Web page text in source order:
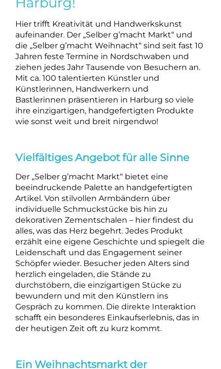
Hier trifft Kreativität und Handwerkskunst
aufeinander. Der „Selber g’macht Markt“ und
die „Selber g’macht Weihnacht“ sind seit fast 10
Jahren feste Termine in Nordschwaben und
ziehen jedes Jahr Tausende von Besuchern an.
Mit ca. 100 talentierten Künstler und
Künstlerinnen, Handwerkern und
Bastlerinnen präsentieren in Harburg so viele
ihre einzigartigen, handgefertigten Produkte
wie sonst weit und breit nirgendwo!
Vielfältiges Angebot für alle Sinne
Der „Selber g’macht Markt“ bietet eine
beeindruckende Palette an handgefertigten
Artikel. Von stilvollen Armbändern über
individuelle Schmuckstücke bis hin zu
dekorativen Zementschalen – hier findest du
alles, was das Herz begehrt. Jedes Produkt
erzählt eine eigene Geschichte und spiegelt die
Leidenschaft und das Engagement seiner
Schöpfer wieder. Besucher jeden Alters sind
herzlich eingeladen, die Stände zu
durchstöbern, die einzigartigen Stücke zu
bewundern und mit den Künstlern ins
Gespräch zu kommen. Die direkte Interaktion
schafft ein besonderes Einkaufserlebnis, das in
der heutigen Zeit oft zu kurz kommt.
Ein Weihnachtsmarkt der